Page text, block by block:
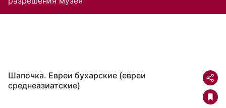
Шапочка. Евреи бухарские (евреи
среднеазиатские)